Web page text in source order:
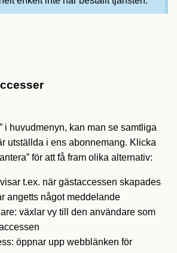
i huvudmenyn, kan man se samtliga
utställda i ens abonnemang. Klicka
för att få fram olika alternativ:
t.ex. när gästaccessen skapades
angetts något meddelande
växlar vy till den användare som
öppnar upp webblänken för